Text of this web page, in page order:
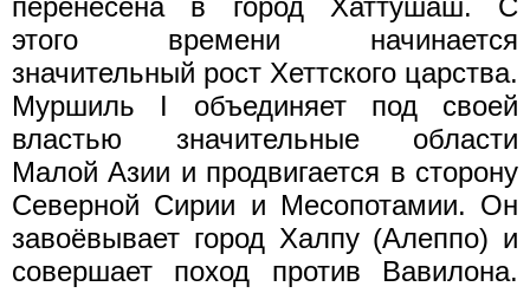
перенесена в город Хаттушаш. С
этого времени начинается
значительный рост Хеттского царства.
Муршиль I объединяет под своей
властью значительные области
Малой Азии и продвигается в сторону
Северной Сирии и Месопотамии. Он
завоёвывает город Халпу (Алеппо) и
совершает поход против Вавилона.